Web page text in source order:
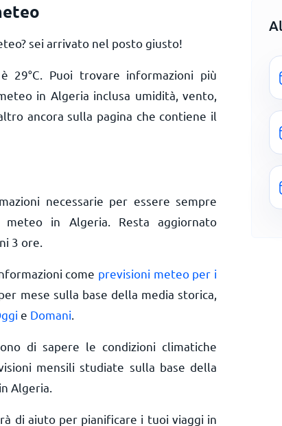
sei arrivato nel posto giusto!
29°C . Puoi trovare informazioni più
in Algeria inclusa umidità, vento,
ancora sulla pagina che contiene il
necessarie per essere sempre
in Algeria. Resta aggiornato
3 ore.
come previsioni meteo per i
mese sulla base della media storica,
e Domani
di sapere le condizioni climatiche
mensili studiate sulla base della
Algeria.
di aiuto per pianificare i tuoi viaggi in